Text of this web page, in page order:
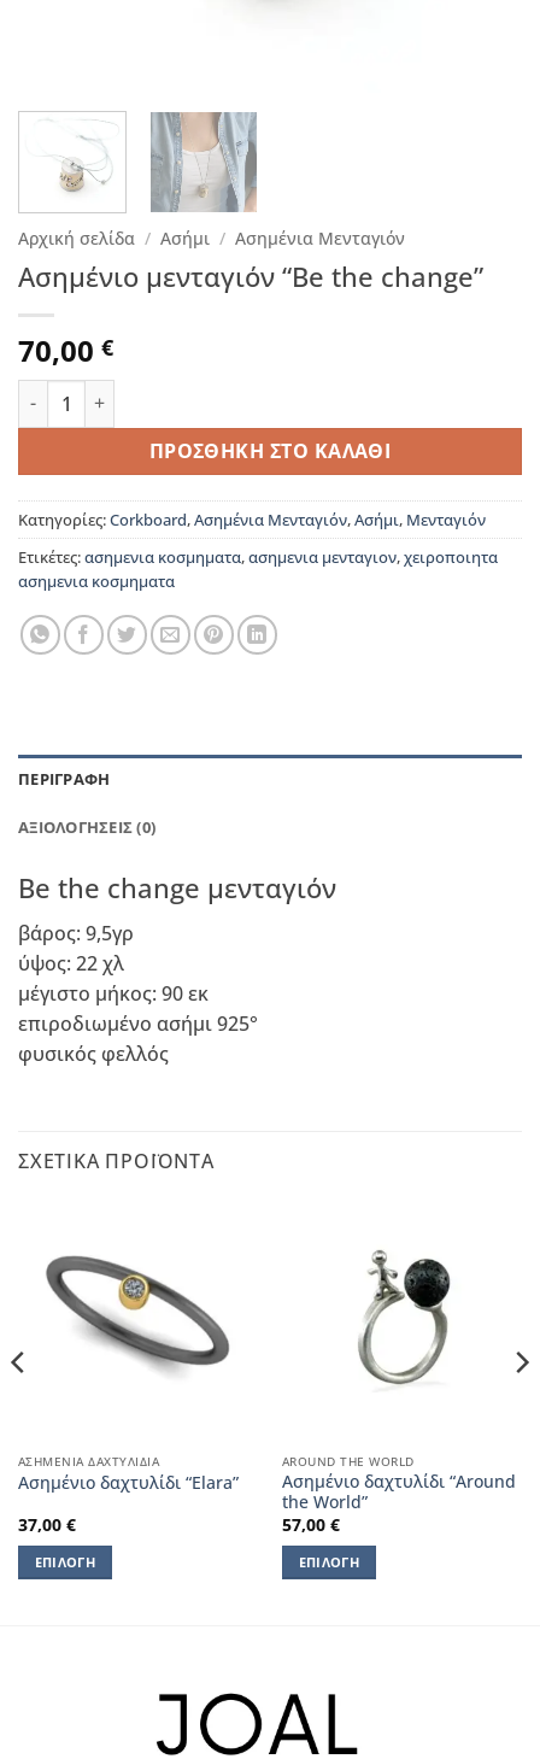
Αρχική σελίδα / Ασήμι / Ασημένια Μενταγιόν
Ασημένιο μενταγιόν “Be the change”
70,00 €
Ασημένιο μενταγιόν “Be the change" ποσότητα
ΠΡΟΣΘΉΚΗ ΣΤΟ ΚΑΛΆΘΙ
Κατηγορίες:Corkboard,Ασημένια Μενταγιόν,Ασήμι, Μενταγιόν
Ετικέτες:ασημενια κοσμηματα,ασημενια μενταγιον,χειροποιητα
ασημενια κοσμηματα
ΠΕΡΙΓΡΑΦΉ
ΑΞΙΟΛΟΓΉΣΕΙΣ (0)
Be the change μενταγιόν
βάρος: 9,5γρ
ύψος: 22 χλ
μέγιστο μήκος: 90 εκ
επιροδιωμένο ασήμι 925°
φυσικός φελλός
ΣΧΕΤΙΚΆ ΠΡΟΪΌΝΤΑ
ΑΣΗΜΈΝΙΑ ΔΑΧΤΥΛΊΔΙΑ
Ασημένιο δαχτυλίδι “Elara”
37,00 €
ΕΠΙΛΟΓΉ
AROUND THE WORLD
Ασημένιο δαχτυλίδι “Around
the World”
57,00 €
ΕΠΙΛΟΓΉ
πολλαπλές
παραλλαγές.
Οι